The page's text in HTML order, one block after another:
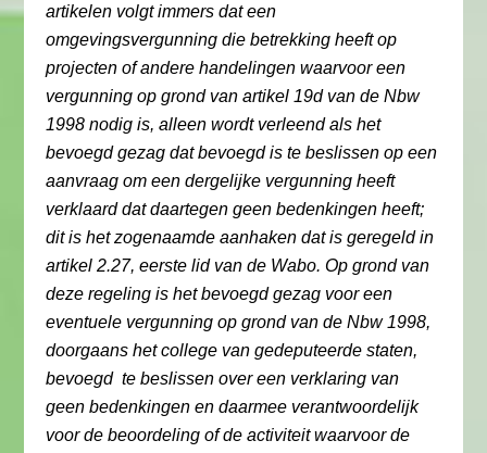
artikelen volgt immers dat een
omgevingsvergunning die betrekking heeft op
projecten of andere handelingen waarvoor een
vergunning op grond van artikel 19d van de Nbw
1998 nodig is, alleen wordt verleend als het
bevoegd gezag dat bevoegd is te beslissen op een
aanvraag om een dergelijke vergunning heeft
verklaard dat daartegen geen bedenkingen heeft;
dit is het zogenaamde aanhaken dat is geregeld in
artikel 2.27, eerste lid van de Wabo. Op grond van
deze regeling is het bevoegd gezag voor een
eventuele vergunning op grond van de Nbw 1998,
doorgaans het college van gedeputeerde staten,
bevoegd te beslissen over een verklaring van
geen bedenkingen en daarmee verantwoordelijk
voor de beoordeling of de activiteit waarvoor de